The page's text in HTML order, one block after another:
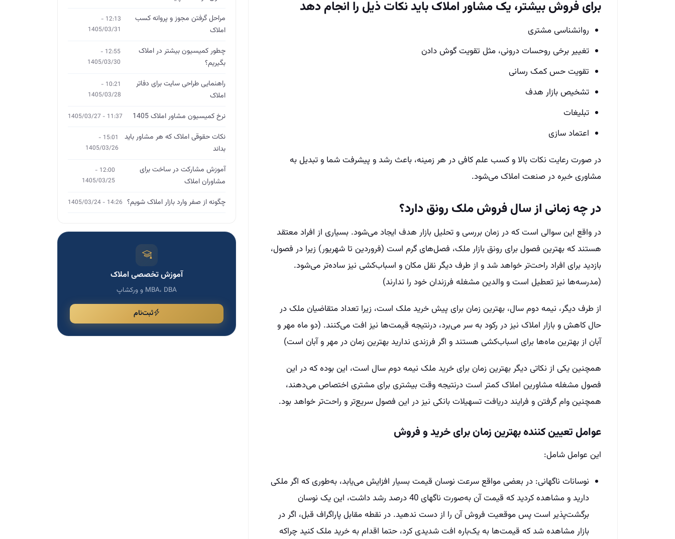
برای فروش بیشتر، یک مشاور املاک باید نکات ذیل را انجام دهد
روانشناسی مشتری
تغییر برخی روحسات درونی، مثل تقویت گوش دادن
تقویت حس کمک رسانی
تشخیص بازار هدف
تبلیغات
اعتماد سازی
در صورت رعایت نکات بالا و کسب علم کافی در هر زمینه، باعث رشد و پیشرفت شما و تبدیل به
مشاوری خبره در صنعت املاک می‌شود.
در چه زمانی از سال فروش ملک رونق دارد؟
در واقع این سوالی است که در زمان بررسی و تحلیل بازار هدف ایجاد می‌شود. بسیاری از افراد معتقد
هستند که بهترین فصول برای رونق بازار ملک، فصل‌های گرم است (فروردین تا شهریور) زیرا در فصول،
بازدید برای افراد راحت‌تر خواهد شد و از طرف دیگر نقل مکان و اسباب‌کشی نیز ساده‌تر می‌شود.
(مدرسه‌ها نیز تعطیل است و والدین مشغله فرزندان خود را ندارند)
از طرف دیگر، نیمه دوم سال، بهترین زمان برای پیش ‌خرید ملک است، زیرا تعداد متقاضیان ملک در
حال کاهش و بازار املاک نیز در رکود به سر می‌برد، درنتیجه قیمت‌ها نیز افت می‌کنند. (دو ماه مهر و
آبان از بهترین ماه‌ها برای اسباب‌کشی هستند و اگر فرزندی ندارید بهترین زمان در مهر و آبان است)
همچنین یکی از نکاتی دیگر بهترین زمان برای خرید ملک نیمه دوم سال است، این بوده که در این
فصول مشغله مشاورین املاک کمتر است درنتیجه وقت بیشتری برای مشتری اختصاص می‌دهند،
همچنین وام گرفتن و فرایند دریافت تسهیلات بانکی نیز در این فصول سریع‌تر و راحت‌تر خواهد بود.
عوامل تعیین کننده بهترین زمان برای خرید و فروش
این عوامل شامل:
نوسانات ناگهانی: در بعضی مواقع سرعت نوسان قیمت بسیار افزایش می‌یابد، به‌طوری که اگر ملکی
دارید و مشاهده کردید که قیمت آن به‌صورت ناگهای 40 درصد رشد داشت، این یک نوسان
برگشت‌پذیر است پس موقعیت فروش آن را از دست ندهید. در نقطه مقابل پاراگراف قبل، اگر در
بازار مشاهده شد که قیمت‌ها به یک‌باره افت شدیدی کرد، حتما اقدام به خرید ملک کنید چراکه
مراحل گرفتن مجوز و پروانه کسب
املاک
12:13 -
1405/03/31
چطور کمیسیون بیشتر در املاک
بگیریم؟
12:55 -
1405/03/30
راهنمایی طراحی سایت برای دفاتر
املاک
10:21 -
1405/03/28
نرخ کمیسیون مشاور املاک 1405 11:37 - 1405/03/27
نکات حقوقی املاک که هر مشاور باید
بداند
15:01 -
1405/03/26
آموزش مشارکت در ساخت برای
مشاوران املاک
12:00 -
1405/03/25
چگونه از صفر وارد بازار املاک شویم؟ 14:26 - 1405/03/24
آموزش تخصصی املاک
MBA، DBA و ورکشاپ
ثبت‌نام